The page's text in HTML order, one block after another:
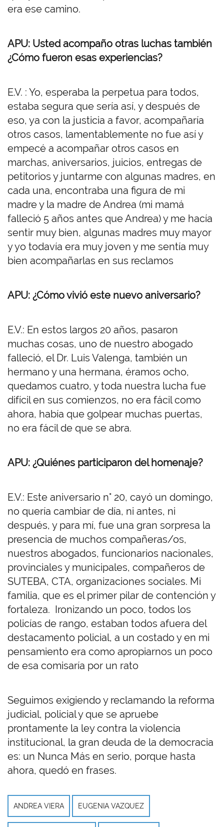
era ese camino.
APU: Usted acompaño otras luchas también
¿Cómo fueron esas experiencias?
E.V. : Yo, esperaba la perpetua para todos,
estaba segura que sería así, y después de
eso, ya con la justicia a favor, acompañaría
otros casos, lamentablemente no fue así y
empecé a acompañar otros casos en
marchas, aniversarios, juicios, entregas de
petitorios y juntarme con algunas madres, en
cada una, encontraba una figura de mi
madre y la madre de Andrea (mi mamá
falleció 5 años antes que Andrea) y me hacía
sentir muy bien, algunas madres muy mayor
y yo todavía era muy joven y me sentía muy
bien acompañarlas en sus reclamos
APU: ¿Cómo vivió este nuevo aniversario?
E.V.: En estos largos 20 años, pasaron
muchas cosas, uno de nuestro abogado
falleció, el Dr. Luis Valenga, también un
hermano y una hermana, éramos ocho,
quedamos cuatro, y toda nuestra lucha fue
difícil en sus comienzos, no era fácil como
ahora, había que golpear muchas puertas,
no era fácil de que se abra.
APU: ¿Quiénes participaron del homenaje?
E.V.: Este aniversario n° 20, cayó un domingo,
no quería cambiar de día, ni antes, ni
después, y para mí, fue una gran sorpresa la
presencia de muchos compañeras/os,
nuestros abogados, funcionarios nacionales,
provinciales y municipales, compañeros de
SUTEBA, CTA, organizaciones sociales. Mi
familia, que es el primer pilar de contención y
fortaleza. Ironizando un poco, todos los
policías de rango, estaban todos afuera del
destacamento policial, a un costado y en mi
pensamiento era como apropiarnos un poco
de esa comisaría por un rato
Seguimos exigiendo y reclamando la reforma
judicial, policial y que se apruebe
prontamente la ley contra la violencia
institucional, la gran deuda de la democracia
es: un Nunca Más en serio, porque hasta
ahora, quedó en frases.
ANDREA VIERA EUGENIA VAZQUEZ